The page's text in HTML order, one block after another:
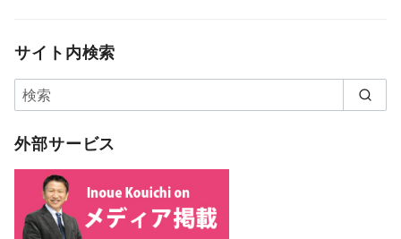
サイト内検索
外部サービス